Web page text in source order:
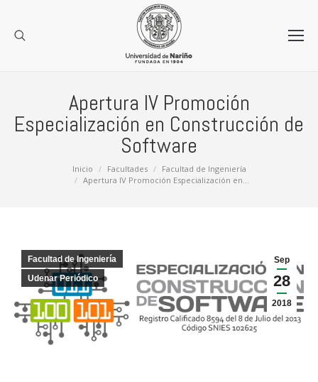
Apertura IV Promoción
Especialización en Construcción de
Software
Inicio Facultades
Facultad de Ingeniería
Apertura IV Promoción Especialización en…
Sep
28
2018
Facultad de Ingeniería
Udenar Periódico